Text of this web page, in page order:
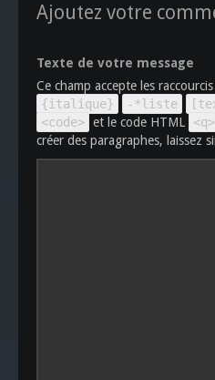
Ajoutez votre
Texte de votre message
Ce champ accepte les
{italique}
-*liste
<code> et le code HTML <q>
créer des paragraphes, laissez